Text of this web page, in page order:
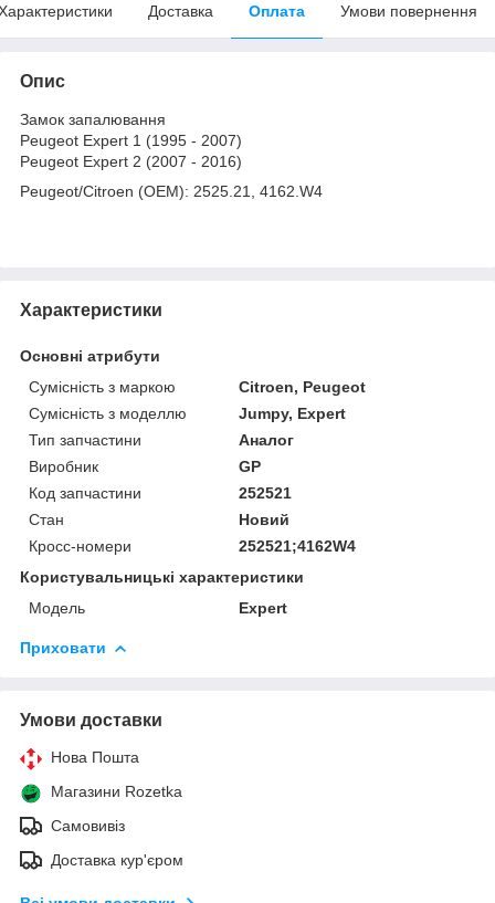
Доставка Оплата Умови повернення
Опис
Замок запалювання
Peugeot Expert 1 (1995 - 2007)
Peugeot Expert 2 (2007 - 2016)
Peugeot/Citroen (OEM): 2525.21, 4162.W4
Характеристики
Основні атрибути
Сумісність з маркою
Citroen, Peugeot
Сумісність з моделлю
Jumpy, Expert
Тип запчастини
Аналог
Виробник
GP
Код запчастини
252521
Стан
Новий
Кросс-номери
252521;4162W4
Користувальницькі характеристики
Модель
Expert
Приховати
Умови доставки
Нова Пошта
Магазини Rozetka
Самовивіз
Доставка кур'єром